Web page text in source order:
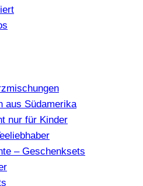
aus Südamerika
nur für Kinder
– Geschenksets